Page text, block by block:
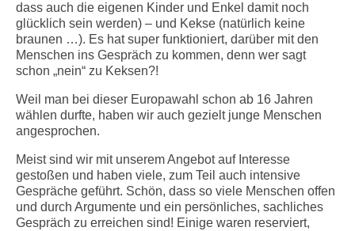
dass auch die eigenen Kinder und Enkel damit noch
glücklich sein werden) – und Kekse (natürlich keine
braunen …). Es hat super funktioniert, darüber mit den
Menschen ins Gespräch zu kommen, denn wer sagt
schon „nein“ zu Keksen?!
Weil man bei dieser Europawahl schon ab 16 Jahren
wählen durfte, haben wir auch gezielt junge Menschen
angesprochen.
Meist sind wir mit unserem Angebot auf Interesse
gestoßen und haben viele, zum Teil auch intensive
Gespräche geführt. Schön, dass so viele Menschen offen
und durch Argumente und ein persönliches, sachliches
Gespräch zu erreichen sind! Einige waren reserviert,